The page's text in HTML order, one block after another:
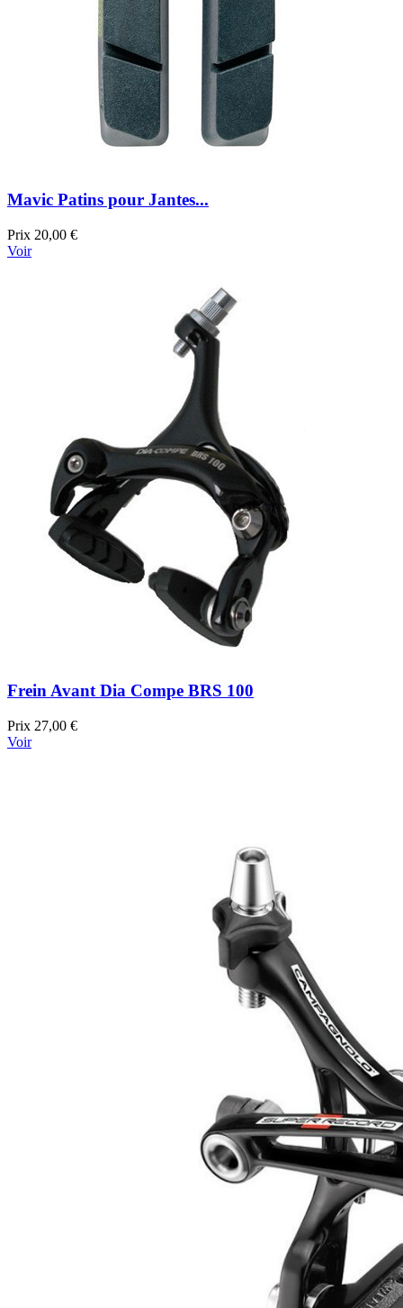
Mavic Patins pour Jantes...
Prix 20,00 €
Voir
Frein Avant Dia Compe BRS 100
Prix 27,00 €
Voir